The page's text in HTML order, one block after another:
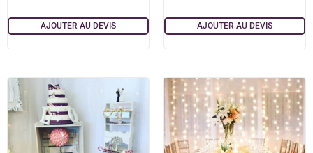
AJOUTER AU DEVIS AJOUTER AU DEVIS